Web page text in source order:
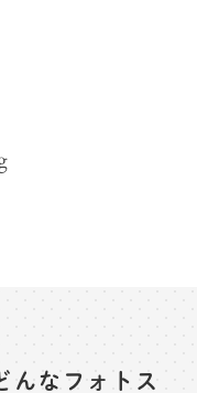
んなフォトス